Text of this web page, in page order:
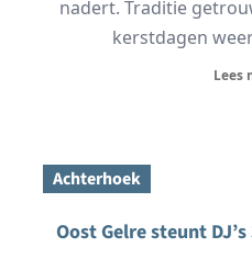
nadert. Traditie
kerstdagen
Lees
Achterhoek
Oost Gelre steunt